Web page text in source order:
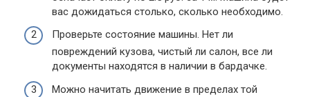
вас дожидаться столько, сколько необходимо.
Проверьте состояние машины. Нет ли
повреждений кузова, чистый ли салон, все ли
документы находятся в наличии в бардачке.
Можно начитать движение в пределах той